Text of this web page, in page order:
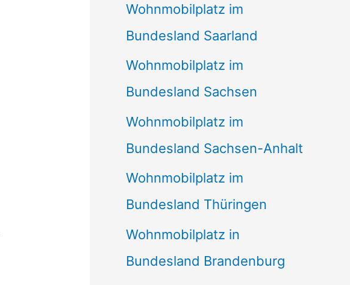
Wohnmobilplatz im
Bundesland Saarland
Wohnmobilplatz im
Bundesland Sachsen
Wohnmobilplatz im
Bundesland Sachsen-Anhalt
Wohnmobilplatz im
Bundesland Thüringen
Wohnmobilplatz in
Bundesland Brandenburg